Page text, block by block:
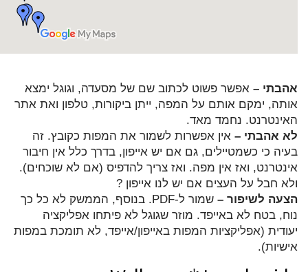
אהבתי – אפשר פשוט לכתוב שם של מסעדה, וגוגל ימצא
אותה, ימקם אותם על המפה, ייתן ביקורות, טלפון ואת אתר
האינטרנט. נחמד מאד.
לא אהבתי – אין אפשרות לשמור את המפות כקובץ. זה
בעיה כי כשמטיילים, גם אם יש אייפון, בדרך כלל אין חיבור
אינטרנט, ואז אין מפה. ואז צריך להדפיס (אם לא שוכחים).
ולא חבל על העצים אם יש לנו אייפון ?
הצעה לשיפור –
שמור ל-PDF. בנוסף, הממשק לא כל כך
נוח, בטח לא באייפד. מוזר שגוגל לא פיתחו אפליקציה
יעודית (אפליקציות המפות באייפון/אייפד, לא תומכת במפות
אישיות).